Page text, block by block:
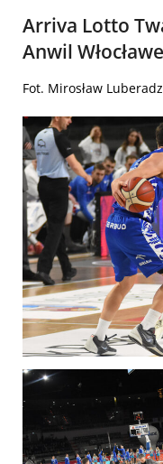
Arriva Lotto
Anwil
Fot. Mirosław